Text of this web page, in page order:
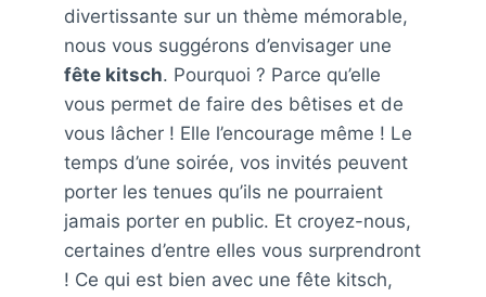
divertissante sur un thème mémorable,
nous vous suggérons d’envisager une
fête kitsch. Pourquoi ? Parce qu’elle
vous permet de faire des bêtises et de
vous lâcher ! Elle l’encourage même ! Le
temps d’une soirée, vos invités peuvent
porter les tenues qu’ils ne pourraient
jamais porter en public. Et croyez-nous,
certaines d’entre elles vous surprendront
! Ce qui est bien avec une fête kitsch,